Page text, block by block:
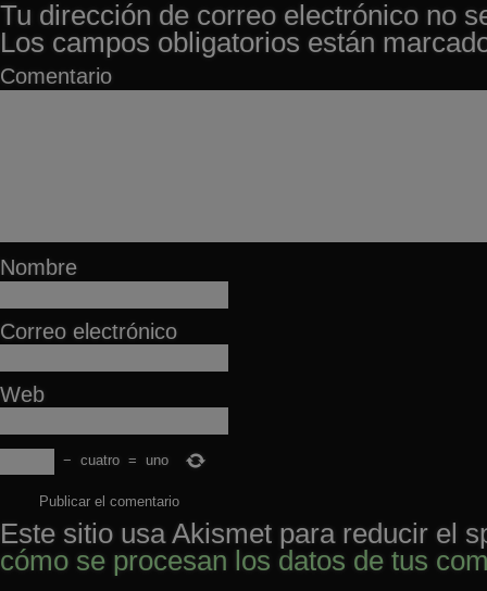
Tu dirección de correo electrónico no
Los campos obligatorios están
Comentario
Nombre
Correo electrónico
Web
− cuatro = uno
Este sitio usa Akismet para reducir el
cómo se procesan los datos de tus